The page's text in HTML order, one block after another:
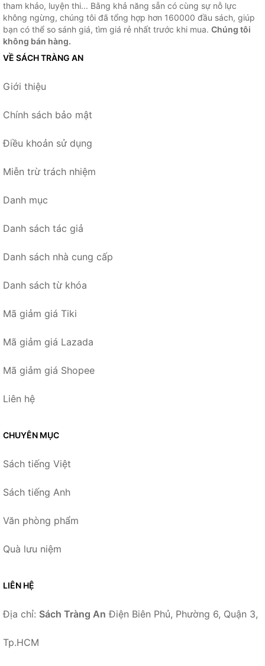
tham khảo, luyện thi... Bằng khả năng sẵn có cùng sự nỗ lực
không ngừng, chúng tôi đã tổng hợp hơn 160000 đầu sách, giúp
bạn có thể so sánh giá, tìm giá rẻ nhất trước khi mua. Chúng tôi
không bán hàng.
VỀ SÁCH TRÀNG AN
Giới thiệu
Chính sách bảo mật
Điều khoản sử dụng
Miễn trừ trách nhiệm
Danh mục
Danh sách tác giả
Danh sách nhà cung cấp
Danh sách từ khóa
Mã giảm giá Tiki
Mã giảm giá Lazada
Mã giảm giá Shopee
Liên hệ
CHUYÊN MỤC
Sách tiếng Việt
Sách tiếng Anh
Văn phòng phẩm
Quà lưu niệm
LIÊN HỆ
Địa chỉ: Sách Tràng An Điện Biên Phủ, Phường 6, Quận 3,
Tp.HCM